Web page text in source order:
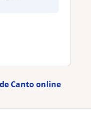
Canto online